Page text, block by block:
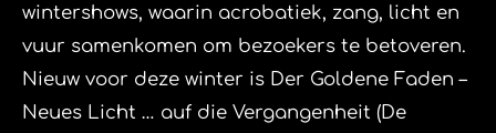
wintershows, waarin acrobatiek, zang, licht en
vuur samenkomen om bezoekers te betoveren.
Nieuw voor deze winter is Der Goldene Faden –
Neues Licht … auf die Vergangenheit (De